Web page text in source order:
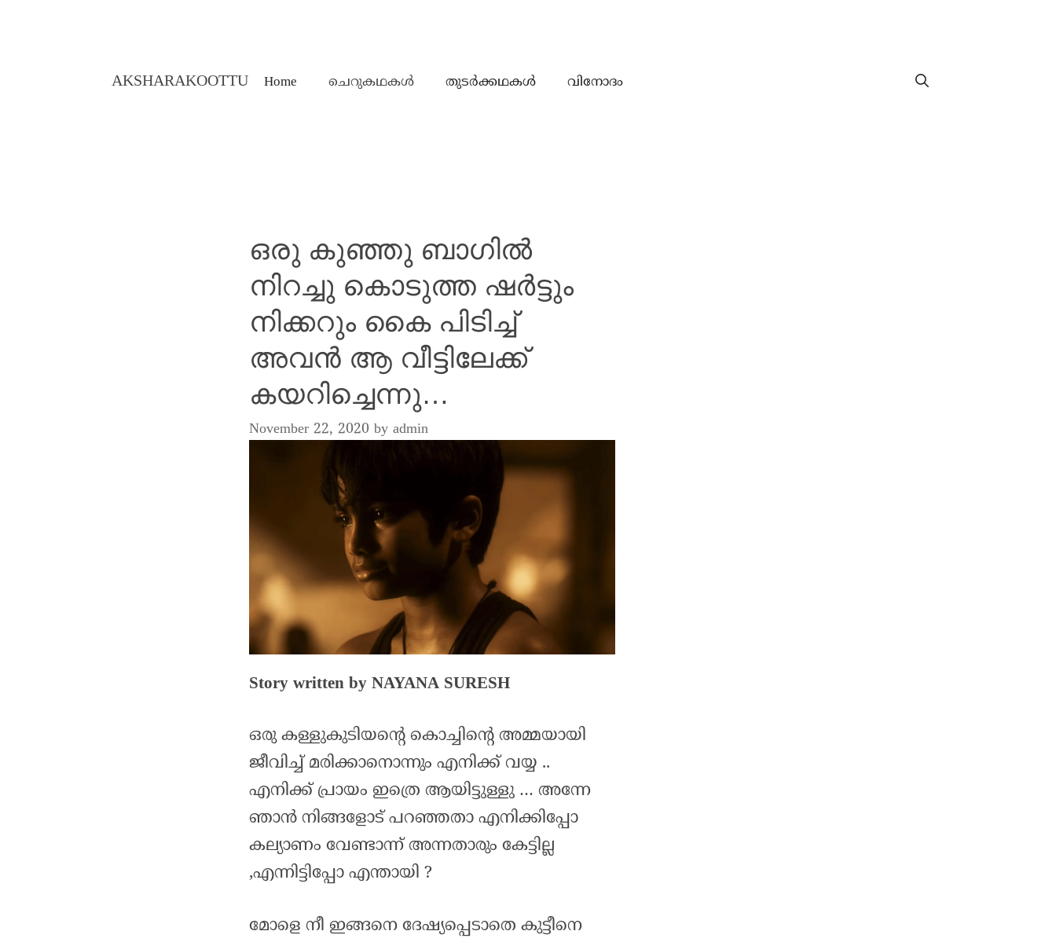
AKSHARAKOOTTU Home ചെറുകഥകൾ തുടർക്കഥകൾ വിനോദം
ഒരു കുഞ്ഞു ബാഗിൽ
നിറച്ചു കൊടുത്ത ഷർട്ടും
നിക്കറും കൈ പിടിച്ച്
അവൻ ആ വീട്ടിലേക്ക്
കയറിച്ചെന്നു…
November 22, 2020 by admin
Story written by NAYANA SURESH
ഒരു കള്ളുകുടിയന്റെ കൊച്ചിന്റെ അമ്മയായി
ജീവിച്ച് മരിക്കാനൊന്നും എനിക്ക് വയ്യ ..
എനിക്ക് പ്രായം ഇത്രെ ആയിട്ടുള്ളു … അന്നേ
ഞാൻ നിങ്ങളോട് പറഞ്ഞതാ എനിക്കിപ്പോ
കല്യാണം വേണ്ടാന്ന് അന്നതാരും കേട്ടില്ല
,എന്നിട്ടിപ്പോ എന്തായി ?
മോളെ നീ ഇങ്ങനെ ദേഷ്യപ്പെടാതെ കുട്ടീനെ